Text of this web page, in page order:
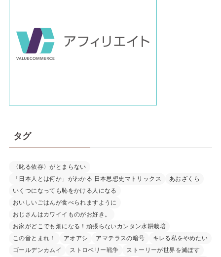
タグ
〈叱る依存〉がとまらない
「日本人とは何か」がわかる 日本思想史マトリックス
あおざくら
いくつになっても恥をかける人になる
おいしいごはんが食べられますように
おじさんはカワイイものがお好き。
お家がどこでも畑になる！頑張らないカンタン水耕栽培
この音とまれ！
アオアシ アマテラスの暗号
キレる私をやめたい
ゴールデンカムイ
ストロベリー戦争 ストーリーが世界を滅ぼす